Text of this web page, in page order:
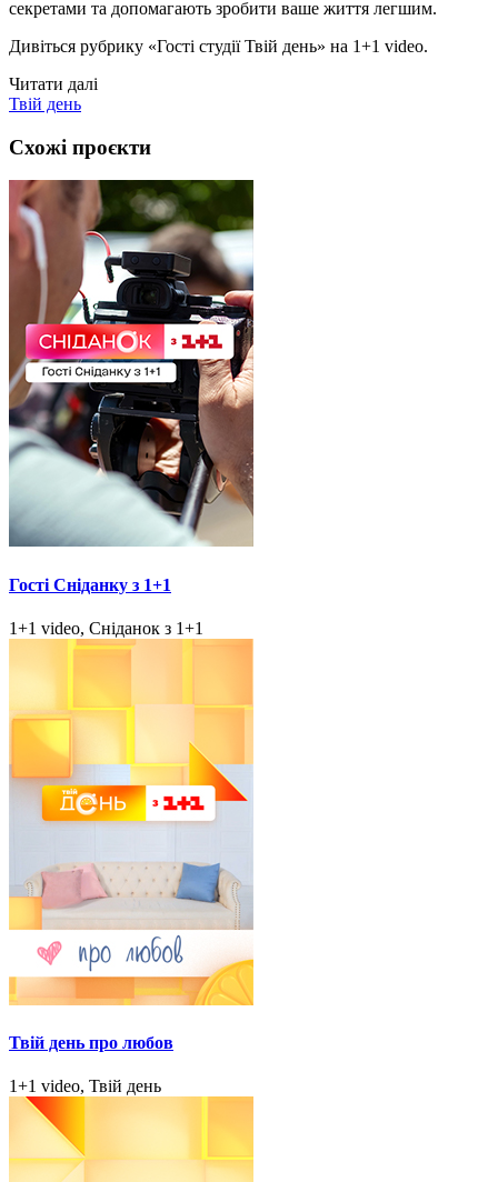
секретами та допомагають зробити ваше життя легшим.
Дивіться рубрику «Гості студії Твій день» на 1+1 video.
Читати далі
Твій день
Схожі проєкти
Гості Сніданку з 1+1
1+1 video, Сніданок з 1+1
Твій день про любов
1+1 video, Твій день